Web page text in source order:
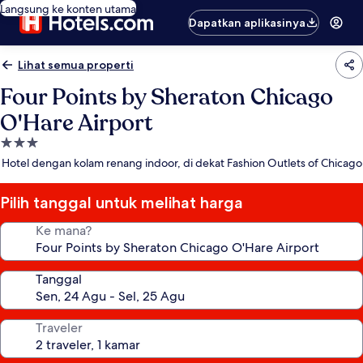
Langsung ke konten utama
Dapatkan aplikasinya
Lihat semua properti
Four Points by Sheraton Chicago
O'Hare Airport
Properti
bintang
Hotel dengan kolam renang indoor, di dekat Fashion Outlets of Chicago
Pilih tanggal untuk melihat harga
Ke mana?
Tanggal
Traveler